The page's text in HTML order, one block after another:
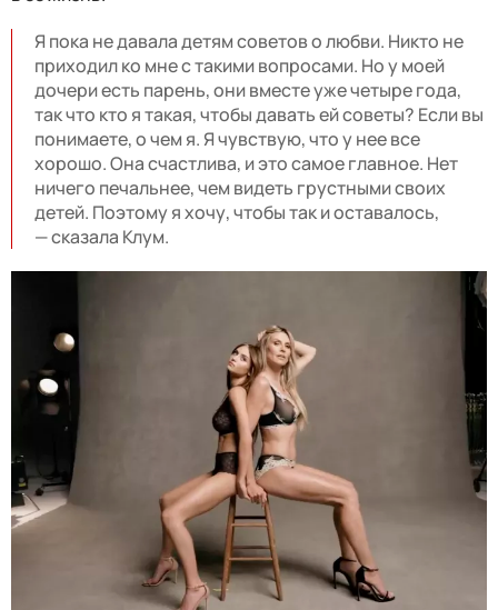
Я пока не давала детям советов о любви. Никто не
приходил ко мне с такими вопросами. Но у моей
дочери есть парень, они вместе уже четыре года,
так что кто я такая, чтобы давать ей советы? Если вы
понимаете, о чем я. Я чувствую, что у неевсе
хорошо. Она счастлива, и это самое главное. Нет
ничего печальнее, чем видеть грустными своих
детей. Поэтому я хочу, чтобы так и оставалось,
—сказала Клум.